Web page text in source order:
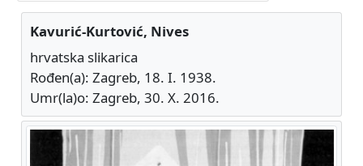
Kavurić-Kurtović, Nives
hrvatska slikarica
Rođen(a): Zagreb, 18. I. 1938.
Umr(la)o: Zagreb, 30. X. 2016.